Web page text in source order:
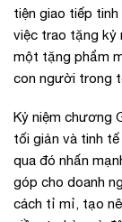
tiện giao tiếp
việc trao tặng kỷ
một tặng phẩm
con người trong
Kỷ niệm chương
tối giản và tinh
qua đó nhấn
góp cho doanh
cách tỉ mỉ, tạo